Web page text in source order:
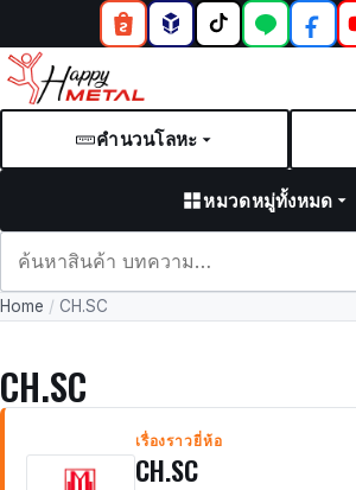
คำนวนโลหะ
หมวดหมู่ทั้งหมด
และ
Home / CH.SC
CH.SC
เรื่องราวยี่ห้อ
CH.SC